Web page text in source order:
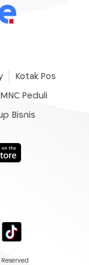
Kotak Pos
MNC Peduli
Bisnis